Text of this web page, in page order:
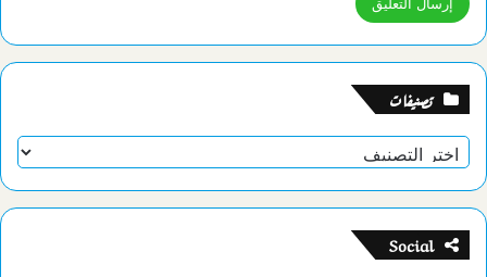
تصنيفات
تصنيفات
Social